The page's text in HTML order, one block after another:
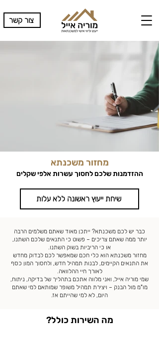
צור קשר
מחזור משכנתא
ההזדמנות שלכם לחסוך עשרות אלפי שקלים
שיחת ייעוץ ראשונה ללא עלות
כבר יש לכם משכנתא? ייתכן מאוד שאתם משלמים הרבה
יותר ממה שאתם צריכים – פשוט כי התנאים שלכם השתנו,
או כי הריביות בשוק השתנו.
מחזור משכנתא הוא כלי חכם שמאפשר לכם לבדוק מחדש
את התנאים הקיימים, לבנות תמהיל חדש, ולחסוך המון כסף
לאורך חיי ההלוואה.
שמי מוריה אייל, ואני מלווה אתכם בתהליך של בדיקה, ניתוח,
מו"מ מול הבנק – ויצירת תמהיל משופר שמותאם למי שאתם
היום, לא למי שהייתם אז.
מה השירות כולל?